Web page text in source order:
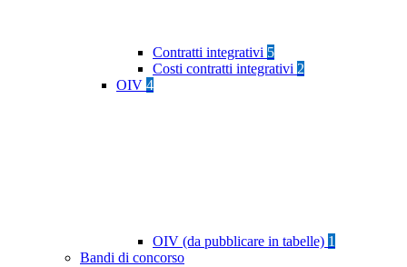
Contratti integrativi 5
Costi contratti integrativi 2
OIV 4
OIV (da pubblicare in tabelle) 1
Bandi di concorso